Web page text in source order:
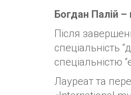
Богдан Палій
Після
спеціальність
спеціальністю
Лауреат та